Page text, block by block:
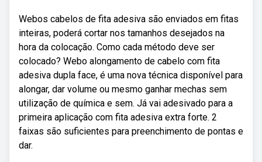
Webos cabelos de fita adesiva são enviados em fitas
inteiras, poderá cortar nos tamanhos desejados na
hora da colocação. Como cada método deve ser
colocado? Webo alongamento de cabelo com fita
adesiva dupla face, é uma nova técnica disponível para
alongar, dar volume ou mesmo ganhar mechas sem
utilização de química e sem. Já vai adesivado para a
primeira aplicação com fita adesiva extra forte. 2
faixas são suficientes para preenchimento de pontas e
dar.